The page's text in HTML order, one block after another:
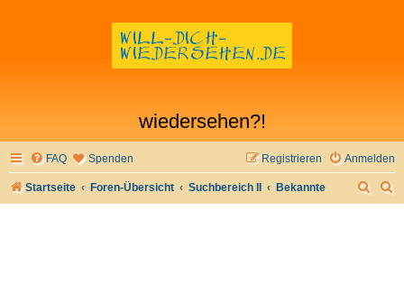
wiedersehen?!
FAQ Spenden Anmelden
Registrieren
Startseite Foren-Übersicht Suchbereich II Bekannte